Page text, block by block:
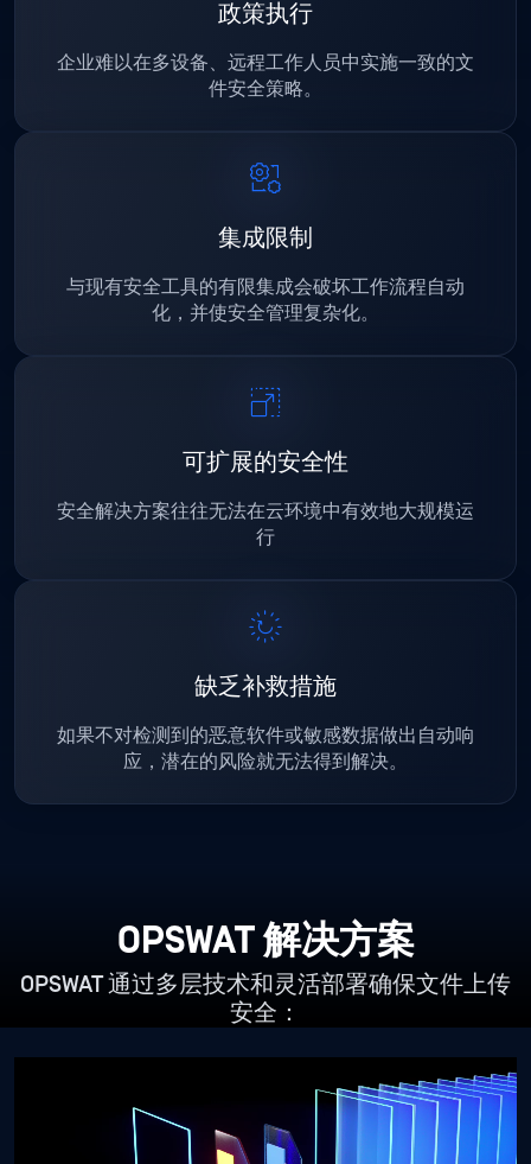
政策执行
企业难以在多设备、远程工作人员中实施一致的文
件安全策略。
集成限制
与现有安全工具的有限集成会破坏工作流程自动
化，并使安全管理复杂化。
可扩展的安全性
安全解决方案往往无法在云环境中有效地大规模运
行
缺乏补救措施
如果不对检测到的恶意软件或敏感数据做出自动响
应，潜在的风险就无法得到解决。
OPSWAT 解决方案
OPSWAT 通过多层技术和灵活部署确保文件上传
安全：